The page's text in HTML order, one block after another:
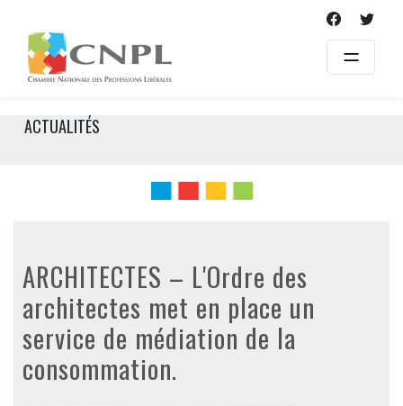
content
ACTUALITÉS
ARCHITECTES – L'Ordre des
architectes met en place un
service de médiation de la
consommation.